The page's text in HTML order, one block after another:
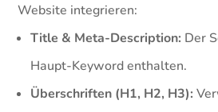
Website integrieren:
Title & Meta-Description: Der
Haupt-Keyword enthalten.
Überschriften (H1, H2, H3):